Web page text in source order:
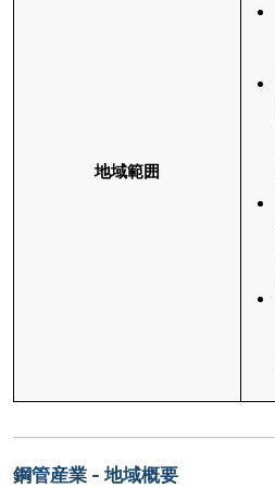
地域範囲
鋼管産業 - 地域概要